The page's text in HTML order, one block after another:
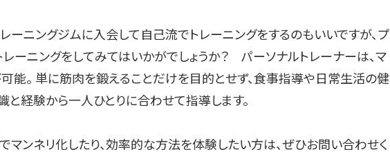
レーニングジムに入会して自己流でトレーニングをするのもいいですが、プ
ーニングをしてみてはいかがでしょうか？ パーソナルトレーナーは、マ
能。 単に筋肉を鍛えることだけを目的とせず、食事指導や日常生活の健
と経験から一人ひとりに合わせて指導します。
マンネリ化したり、効率的な方法を体験したい方は、ぜひお問い合わせく